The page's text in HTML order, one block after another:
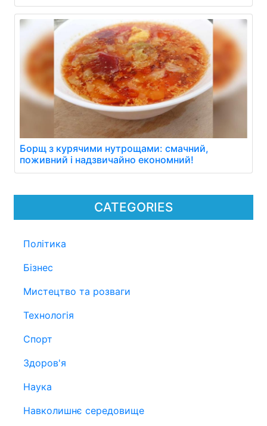
CATEGORIES
Політика
Бізнес
Мистецтво та розваги
Технологія
Спорт
Здоров'я
Наука
Навколишнє середовище
Борщ з курячими нутрощами: смачний,
поживний і надзвичайно економний!